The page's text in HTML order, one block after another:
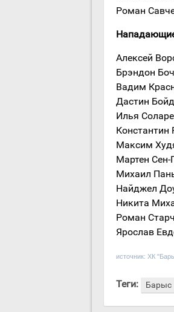
Роман
Алексей
Брэндон
Вадим
Дастин Бойд
Илья
Константин
Максим
Мартен Сен-
Михаил
Найджел
Никита
Роман
Ярослав
источник: ХК
Теги: Барыс